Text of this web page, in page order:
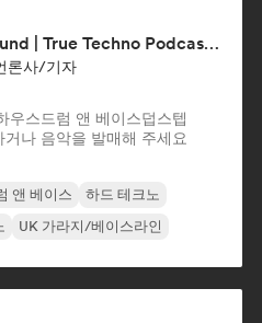
True Underground | True Techno Podcast | ONE
론사/기자
우스드럼 앤 베이스덥스텝
나 음악을 발매해 주세요
앤 베이스
하드 테크노
UK 가라지/베이스라인